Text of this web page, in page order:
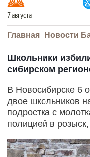
7 августа
Главная Новости
Школьники
сибирском
В Новосибирске 6
двое школьников
подростка с
полицией в розыск,